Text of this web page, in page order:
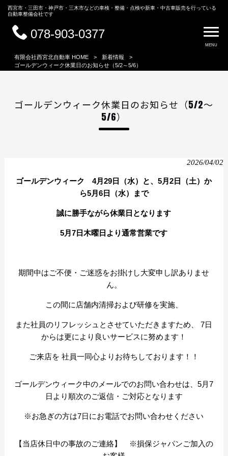
西宮市・三田市・神戸市・三木市などの車検・整備・点検や新車・中古車販売を行っている
自動車整備会社です
078-903-0377
MENU
有限会社西宮北自動車 HOME > 新着情報
>
ゴールデンウィーク休業日のお知らせ（5/2～5/6）
ゴールデンウィーク休業日のお知らせ（5/2～
5/6）
2026/04/02
ゴールデンウィーク 4月29日（水）と、5月2日（土）か
ら5月6日（水）まで
誠に勝手ながら休業日となります
5月7日木曜日より通常営業です
期間中はご不便・ご迷惑をお掛けし大変申し訳ありませ
ん。
この間に店舗内清掃および研修を実施、
また社員のリフレッシュとさせていただきますため、 7日
からは更により良いサービスに努めます！
ご来店を 社員一同心よりお待ちしております！！
ゴールデンウィーク中のメールでのお問い合わせは、5月7
日より順次のご返信・ご対応となります
※お急ぎの方は7日にお電話でお問い合わせください
【当店休日中の事故のご連絡】 ※損保ジャパンご加入の